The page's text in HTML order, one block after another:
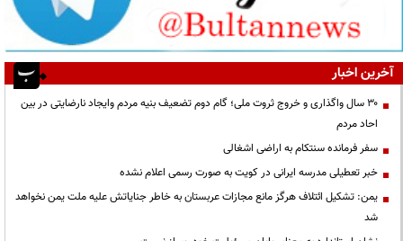
آخرین اخبار
۳۰ سال واگذاری و خروج ثروت ملی؛ گام دوم تضعیف بنیه مردم وایجاد نارضایتی در بین
احاد مردم
سفر فرمانده سنتکام به اراضی اشغالی
خبر تعطیلی مدرسه ایرانی در کویت به صورت رسمی اعلام نشده
یمن: تشکیل ائتلاف هرگز مانع مجازات عربستان به خاطر جنایاتش علیه ملت یمن نخواهد
شد